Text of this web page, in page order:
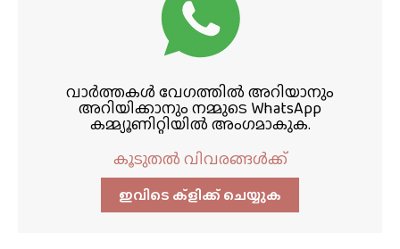
വാർത്തകൾ വേഗത്തിൽ അറിയാനും
അറിയിക്കാനും നമ്മുടെ WhatsApp
കമ്മ്യൂണിറ്റിയിൽ അംഗമാകുക.
കൂടുതൽ വിവരങ്ങൾക്ക്
ഇവിടെ ക്ളിക്ക്‌ ചെയ്യുക